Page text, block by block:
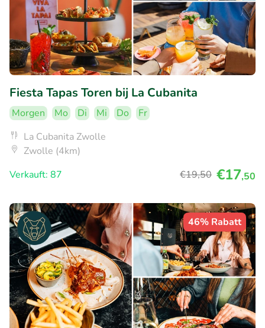
Fiesta Tapas Toren bij La Cubanita
Morgen Mo Di Mi Do
Fr
La Cubanita Zwolle
Zwolle (4km)
Verkauft: 87
€19,50 €17,50
46% Rabatt